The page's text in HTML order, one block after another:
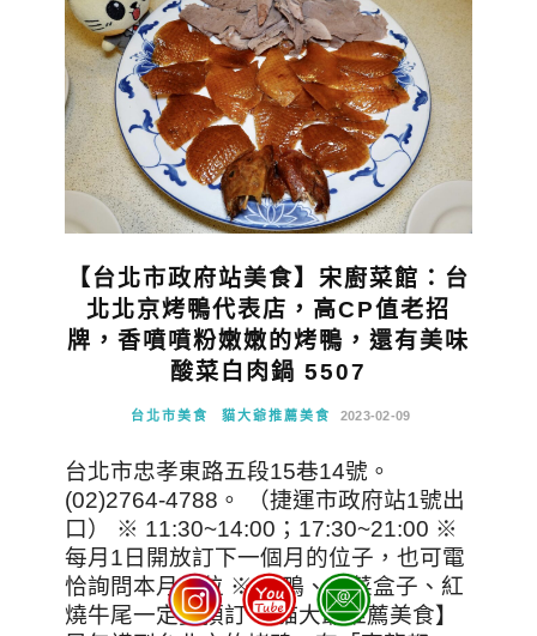
【台北市政府站美食】宋廚菜館：台
北北京烤鴨代表店，高CP值老招
牌，香噴噴粉嫩嫩的烤鴨，還有美味
酸菜白肉鍋 5507
台北市美食 貓大爺推薦美食 2023-02-09
台北市忠孝東路五段15巷14號。
(02)2764-4788。 （捷運市政府站1號出
口） ※ 11:30~14:00；17:30~21:00 ※
每月1日開放訂下一個月的位子，也可電
恰詢問本月空位 ※ 烤鴨、韭菜盒子、紅
燒牛尾一定要預訂 【貓大爺推薦美食】